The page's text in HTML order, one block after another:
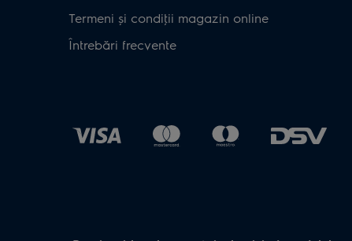
Termeni și condiţii magazin online
Întrebări frecvente